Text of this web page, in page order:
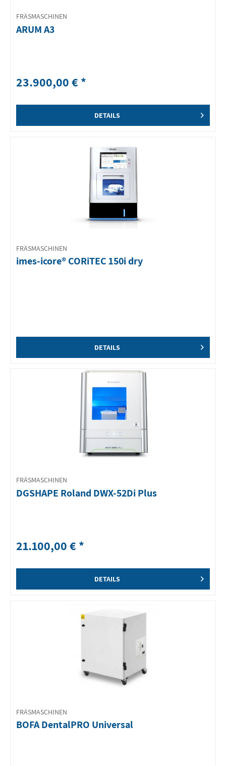
FRÄSMASCHINEN
ARUM A3
23.900,00 € *
DETAILS
FRÄSMASCHINEN
imes-icore® CORiTEC 150i dry
DETAILS
FRÄSMASCHINEN
DGSHAPE Roland DWX-52Di Plus
21.100,00 € *
DETAILS
FRÄSMASCHINEN
BOFA DentalPRO Universal